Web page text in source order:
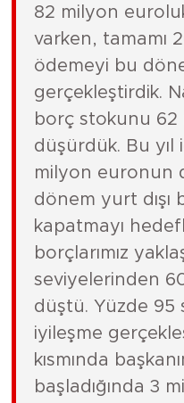
82 milyon
varken, tamamı
ödemeyi bu
gerçekleştirdik.
borç stokunu 62
düşürdük. Bu
milyon euronun
dönem yurt dışı
kapatmayı
borçlarımız
seviyelerinden
düştü. Yüzde 95
iyileşme
kısmında
başladığında 3